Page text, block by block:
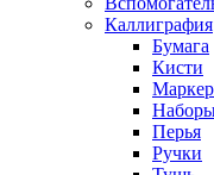
Каллиграфия
Бумага
Кисти
Перья
Ручки